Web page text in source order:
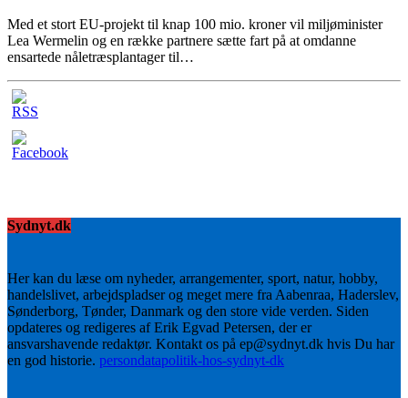
Med et stort EU-projekt til knap 100 mio. kroner vil miljøminister
Lea Wermelin og en række partnere sætte fart på at omdanne
ensartede nåletræsplantager til…
Sydnyt.dk
Her kan du læse om nyheder, arrangementer, sport, natur, hobby,
handelslivet, arbejdspladser og meget mere fra Aabenraa, Haderslev,
Sønderborg, Tønder, Danmark og den store vide verden. Siden
opdateres og redigeres af Erik Egvad Petersen, der er
ansvarshavende redaktør. Kontakt os på ep@sydnyt.dk hvis Du har
en god historie. persondatapolitik-hos-sydnyt-dk